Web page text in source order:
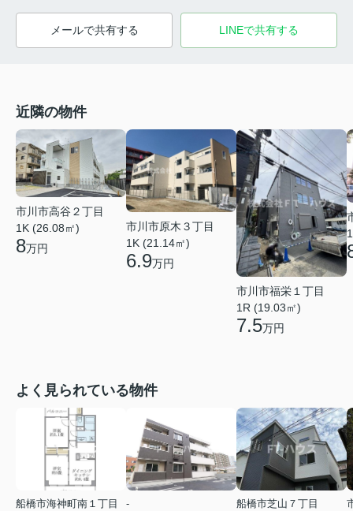
メールで共有する LINEで共有する
近隣の物件
市川市高谷２丁目
1K (26.08㎡)
8万円
市川市原木３丁目
1K (21.14㎡)
6.9万円
市川市福栄１丁目
1R (19.03㎡)
7.5万円
よく見られている物件
船橋市海神町南１丁目
-
船橋市芝山７丁目